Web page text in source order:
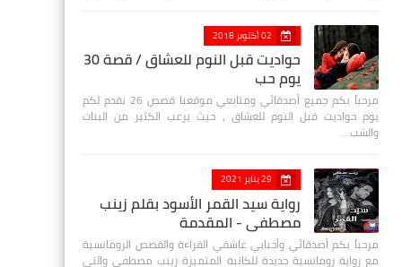
02 أكتوبر 2018
حواديت قبل النوم للعشاق / قصة 30
يوم حب
مرحباً بكم جميع أصدقائي ومتابعي موقعنا قصص 26 نقدم لكم
يوم حواديت قبل النوم للعشاق ، حيث يرغب الكثير من البنات
والشب…
29 يناير 2021
رواية سيد القمر الأسود بقلم زينب
مصطفي - المقدمة
مرحباً بكم أصدقائي وأحبابي عاشقي القراءة والقصص الرومانسية
مع رواية رومانسية جديدة للكاتبة المتميزة زينب مصطفى والتي